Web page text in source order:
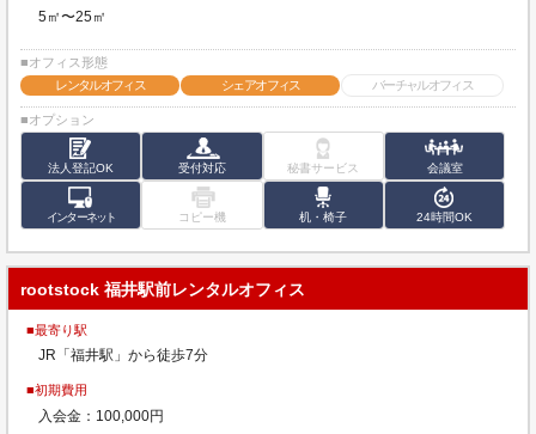
5㎡〜25㎡
■オフィス形態
レンタルオフィス
シェアオフィス バーチャルオフィス
■オプション
法人登記OK 受付対応 秘書サービス 会議室
インターネット コピー機 机・椅子 24時間OK
rootstock 福井駅前レンタルオフィス
■最寄り駅
JR「福井駅」から徒歩7分
■初期費用
入会金：100,000円